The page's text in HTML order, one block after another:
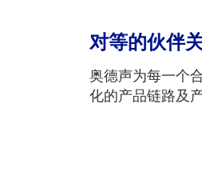
对等的伙伴
奥德声为每一个
化的产品链路及